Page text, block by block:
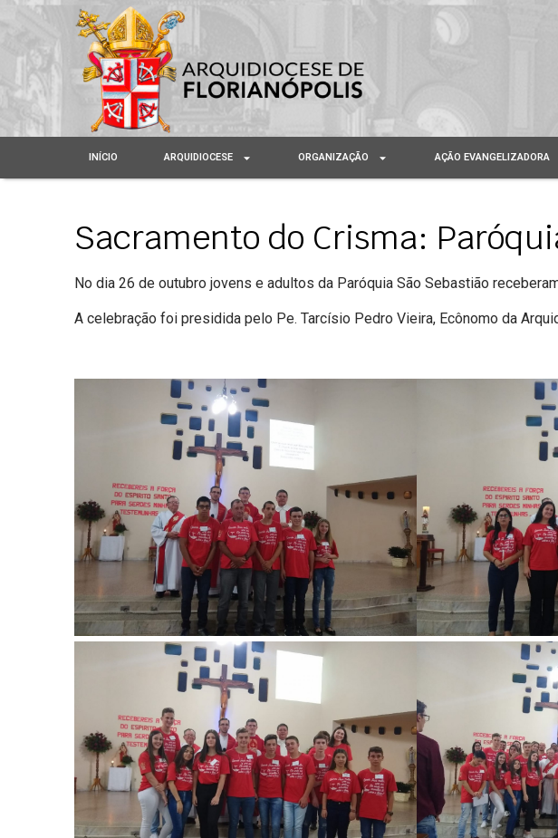
INÍCIO ARQUIDIOCESE ORGANIZAÇÃO AÇÃO EVANGELIZADORA
Sacramento do Crisma:
No dia 26 de outubro jovens e adultos da Paróquia São Sebastião
A celebração foi presidida pelo Pe. Tarcísio Pedro Vieira, Ecônomo da